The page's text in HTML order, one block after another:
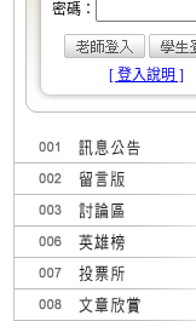
密碼：
[ 登入說明 ]